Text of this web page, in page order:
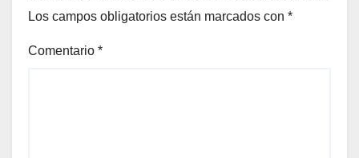
Los campos obligatorios están marcados con *
Comentario *